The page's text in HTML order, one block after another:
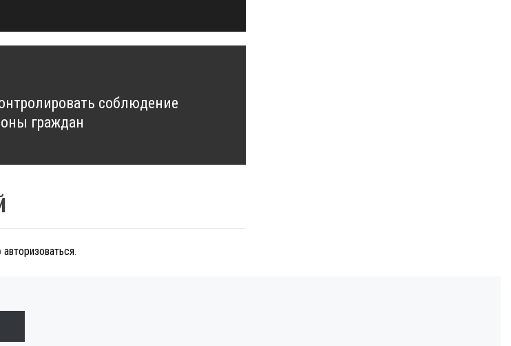
соблюдение
граждан
авторизоваться.